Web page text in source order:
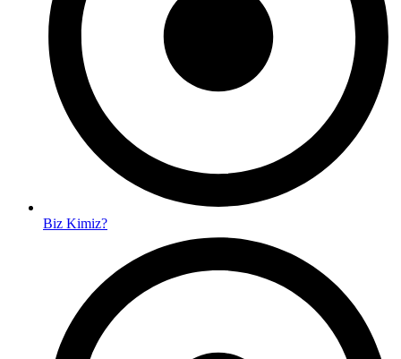
Biz Kimiz?